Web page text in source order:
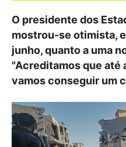
O presidente dos
mostrou-se otimista,
junho, quanto a uma
"Acreditamos que até
vamos conseguir um